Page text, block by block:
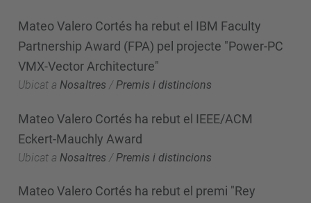
Mateo Valero Cortés ha rebut el IBM Faculty
Partnership Award (FPA) pel projecte "Power-PC
VMX-Vector Architecture"
Ubicat a Nosaltres /Premis i distincions
Mateo Valero Cortés ha rebut el IEEE/ACM
Eckert-Mauchly Award
Ubicat a Nosaltres / Premis i distincions
Mateo Valero Cortés ha rebut el premi "Rey